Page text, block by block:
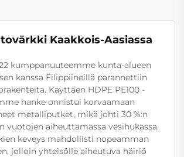
Kaakkois-Aasiassa
kumppanuuteemme kunta-alueen
kanssa Filippiineillä parannettiin
Käyttäen HDPE PE100 -
hanke onnistui korvaamaan
metalliputket, mikä johti 30 %:n
vuotojen aiheuttamassa vesihukassa.
keveys mahdollisti nopeamman
jolloin yhteisölle aiheutuva häiriö